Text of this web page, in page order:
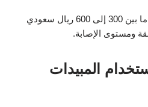
يتراوح سعر مكافحة الصراصير ما بين 300 إلى 600 ريال سعودي
ومستوى الإصابة.
المبيدات